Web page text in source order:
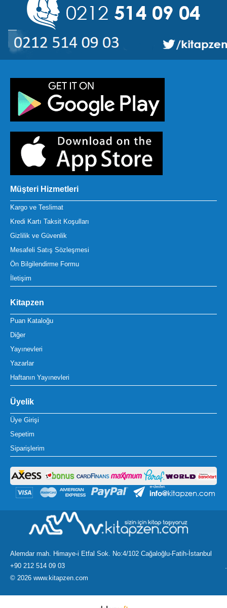
Müşteri Hizmetleri
Kargo ve Teslimat
Kredi Kartı Taksit Koşulları
Gizlilik ve Güvenlik
Mesafeli Satış Sözleşmesi
Ön Bilgilendirme Formu
İletişim
Kitapzen
Puan Kataloğu
Diğer
Yayınevleri
Yazarlar
Haftanın Yayınevleri
Üyelik
Üye Girişi
Sepetim
Siparişlerim
Alemdar mah. Himaye-i Etfal Sok. No:4/102 Cağaloğlu-Fatih-İstanbul
+90 212 514 09 03
© 2026 www.kitapzen.com